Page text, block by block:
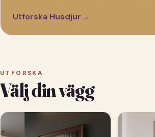
Utforska Husdjur→
UTFORSKA
Välj din vägg